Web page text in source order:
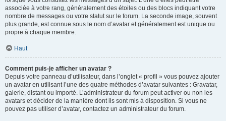
associée à votre rang, généralement des étoiles ou des blocs indiquant votre
nombre de messages ou votre statut sur le forum. La seconde image, souvent
plus grande, est connue sous le nom d’avatar et généralement est unique ou
propre à chaque membre.
Haut
Comment puis-je afficher un avatar ?
Depuis votre panneau d’utilisateur, dans l’onglet « profil » vous pouvez ajouter
un avatar en utilisant l’une des quatre méthodes d’avatar suivantes : Gravatar,
galerie, distant ou importé. L’administrateur du forum peut activer ou non les
avatars et décider de la manière dont ils sont mis à disposition. Si vous ne
pouvez pas utiliser d’avatar, contactez un administrateur du forum.